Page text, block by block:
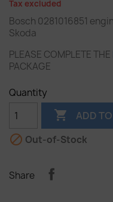
Tax excluded
Bosch 0281016851
Skoda
PLEASE COMPLETE THE
PACKAGE
Quantity
 ADD
 Out-of-Stock
Share